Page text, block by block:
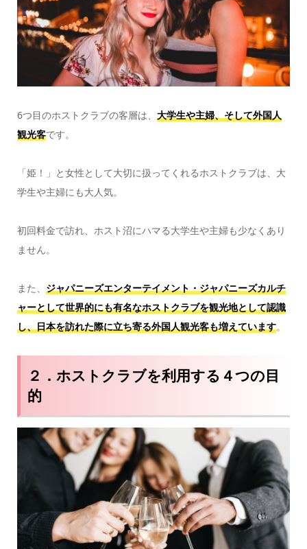
6つ目のホストクラブの客層は、 大学生や主婦、そして外国人
観光客です。
「姫！」と女性として大切に扱ってくれるホストクラブは、大
学生や主婦にも大人気。
初回料金で訪れ、ホスト沼にハマる大学生や主婦も少なくあり
ません。
また、 ジャパニーズエンターテイメント・ジャパニーズカルチ
ャーとして世界的にも有名なホストクラブを観光地として認識
し、日本を訪れた際に立ち寄る外国人観光客も増えています。
２．ホストクラブを利用する４つの目
的